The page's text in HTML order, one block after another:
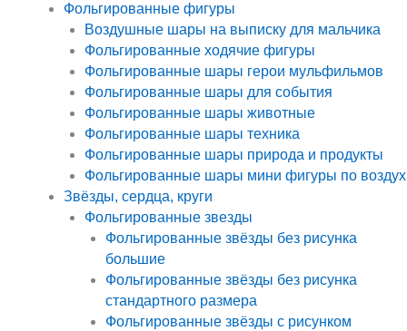
Фольгированные фигуры
Воздушные шары на выписку для мальчика
Фольгированные ходячие фигуры
Фольгированные шары герои мульфильмов
Фольгированные шары для события
Фольгированные шары животные
Фольгированные шары техника
Фольгированные шары природа и продукты
Фольгированные шары мини фигуры по воздух
Звёзды, сердца, круги
Фольгированные звезды
Фольгированные звёзды без рисунка
большие
Фольгированные звёзды без рисунка
стандартного размера
Фольгированные звёзды с рисунком